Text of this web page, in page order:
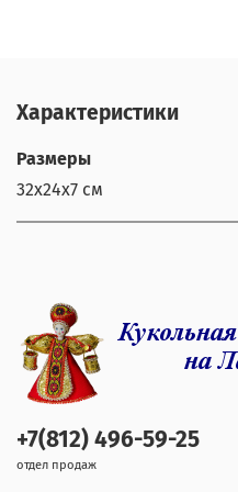
Характеристики
Размеры
32х24х7 см
+7(812) 496-59-25
отдел продаж